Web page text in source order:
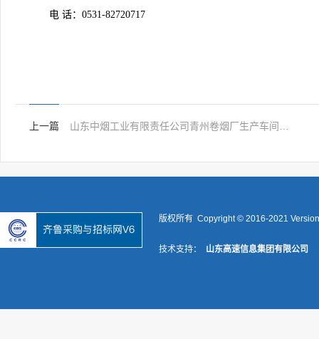
电 话： 0531-82720717
上一篇
版权所有 Copyright © 2016-2021
技术支持： 山东高速信息集团有限公司